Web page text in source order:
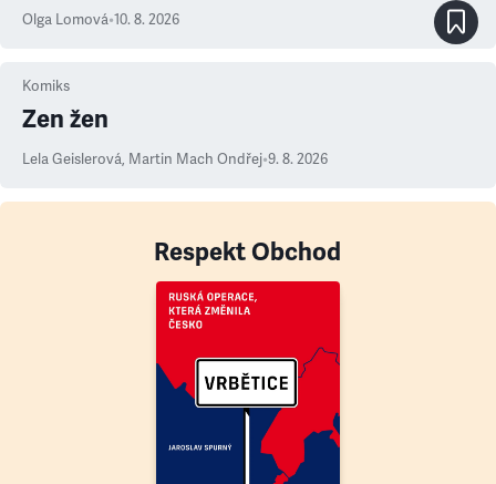
Olga Lomová•10. 8. 2026
Komiks
Zen žen
Lela Geislerová, Martin Mach Ondřej•9. 8. 2026
Respekt Obchod